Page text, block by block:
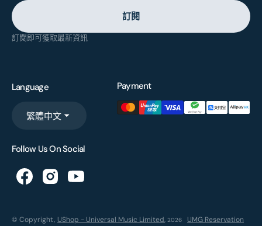
訂閱
訂閱即可獲取最新資訊
Language
繁體中文
Payment
Follow Us On Social
© Copyright, UShop - Universal Music Limited, 2026 UMG Reservation